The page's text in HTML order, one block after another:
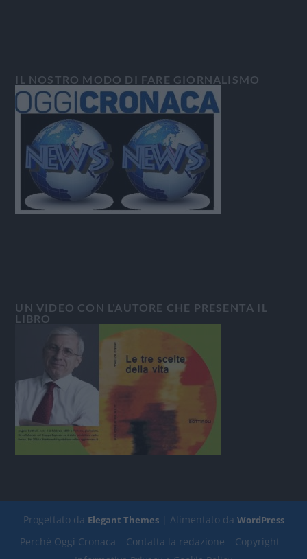
IL NOSTRO MODO DI FARE GIORNALISMO
UN VIDEO CON L’AUTORE CHE PRESENTA IL
LIBRO
Progettato da Elegant Themes| Alimentato da WordPress
Perchè Oggi Cronaca Contatta la redazione
Copyright